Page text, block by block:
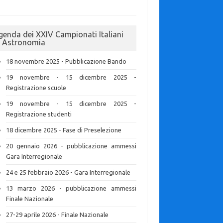
dei XXIV Campionati Italiani
Astronomia
18 novembre 2025 - Pubblicazione Bando
19 novembre - 15 dicembre 2025 -
Registrazione scuole
19 novembre - 15 dicembre 2025 -
Registrazione studenti
18 dicembre 2025 - Fase di Preselezione
20 gennaio 2026 - pubblicazione ammessi
Gara Interregionale
24 e 25 febbraio 2026 - Gara Interregionale
13 marzo 2026 - pubblicazione ammessi
Finale Nazionale
27-29 aprile 2026 - Finale Nazionale